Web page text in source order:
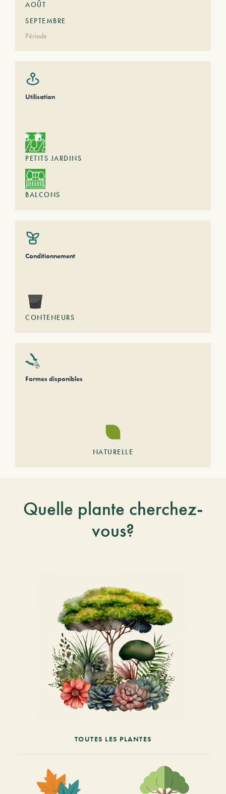
AOÛT
SEPTEMBRE
Période
Utilisation
PETITS JARDINS
BALCONS
Conditionnement
CONTENEURS
Formes disponibles
NATURELLE
Quelle plante cherchez-
vous?
TOUTES LES PLANTES